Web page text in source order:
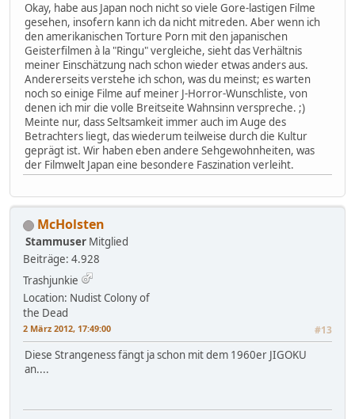
Okay, habe aus Japan noch nicht so viele Gore-lastigen Filme
gesehen, insofern kann ich da nicht mitreden. Aber wenn ich
den amerikanischen Torture Porn mit den japanischen
Geisterfilmen à la "Ringu" vergleiche, sieht das Verhältnis
meiner Einschätzung nach schon wieder etwas anders aus.
Andererseits verstehe ich schon, was du meinst; es warten
noch so einige Filme auf meiner J-Horror-Wunschliste, von
denen ich mir die volle Breitseite Wahnsinn verspreche. ;)
Meinte nur, dass Seltsamkeit immer auch im Auge des
Betrachters liegt, das wiederum teilweise durch die Kultur
geprägt ist. Wir haben eben andere Sehgewohnheiten, was
der Filmwelt Japan eine besondere Faszination verleiht.
McHolsten
Stammuser Mitglied
Beiträge: 4.928
Trashjunkie
Location: Nudist Colony of
the Dead
2 März 2012, 17:49:00 #13
Diese Strangeness fängt ja schon mit dem 1960er JIGOKU
an....